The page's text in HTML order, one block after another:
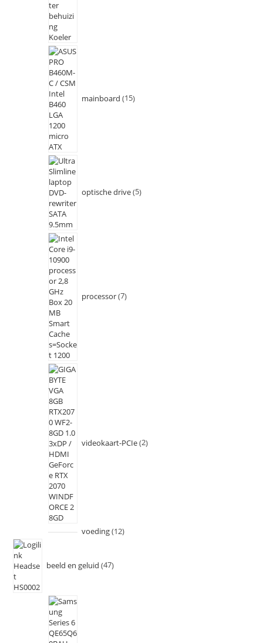
mainboard 15
optische drive 5
processor 7
videokaart-PCIe 2
voeding 12
beeld en geluid 47